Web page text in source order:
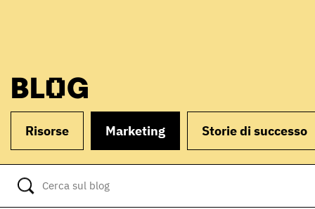
BLOG
Risorse Marketing Storie di successo